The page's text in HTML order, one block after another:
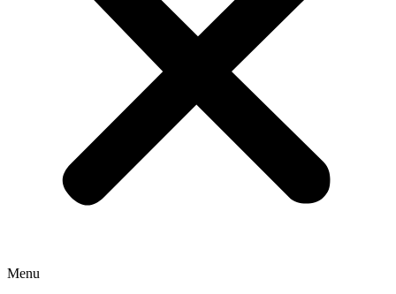
Menu